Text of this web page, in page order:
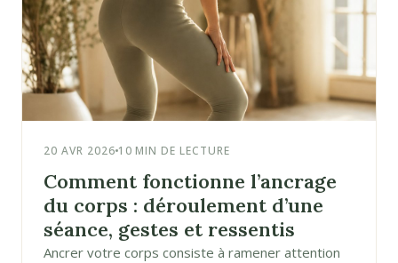
20 AVR 2026 10 MIN DE LECTURE
Comment fonctionne l’ancrage
du corps : déroulement d’une
séance, gestes et ressentis
Ancrer votre corps consiste à ramener attention